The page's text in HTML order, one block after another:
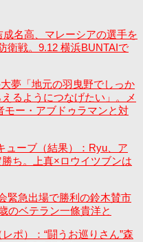
名高、マレーシアの選手を
衛戦。9.12 横浜BUNTAIで
夢「地元の羽曳野でしっか
るようにつなげたい」。メ
モー・アブドゥラマンと対
ューブ（結果）：Ryu、ア
ち。上真×ロウイツブンは
緊急出場で勝利の鈴木賛市
のベテラン一條貴洋と
ポ）：“闘うお巡りさん”森